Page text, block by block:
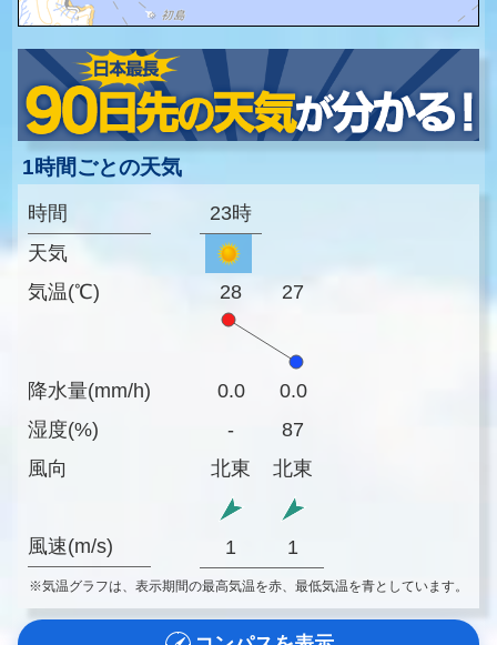
1時間ごとの天気
時間
天気
気温(℃)
降水量(mm/h)
湿度(%)
風向
風速(m/s)
23時
28 27
0.0
0.0
-
87
北東
北東
1 1
※気温グラフは、表示期間の最高気温を赤、最低気温を青としています。